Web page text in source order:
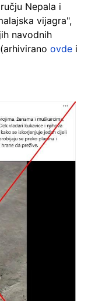
Nepala i
vijagra",
navodnih
ovde i